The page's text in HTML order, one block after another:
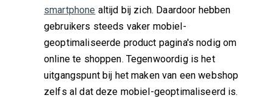
smartphone altijd bij zich. Daardoor hebben
gebruikers steeds vaker mobiel-
geoptimaliseerde product pagina's nodig om
online te shoppen. Tegenwoordig is het
uitgangspunt bij het maken van een webshop
zelfs al dat deze mobiel-geoptimaliseerd is.